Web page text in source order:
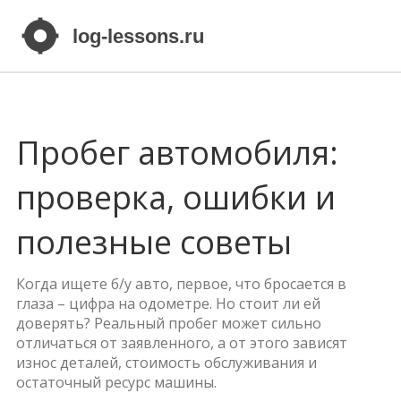
Пробег автомобиля:
проверка, ошибки и
полезные советы
Когда ищете б/у авто, первое, что бросается в
глаза – цифра на одометре. Но стоит ли ей
доверять? Реальный пробег может сильно
отличаться от заявленного, а от этого зависят
износ деталей, стоимость обслуживания и
остаточный ресурс машины.